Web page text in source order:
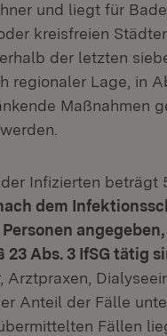
und liegt für
kreisfreien
der letzten
regionaler Lage, in
Maßnahmen
Infizierten beträgt
dem
Abs. 3 IfSG tätig
Arztpraxen,
Anteil der Fälle
Fällen